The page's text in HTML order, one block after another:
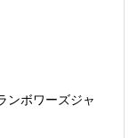
ンボワーズジャ